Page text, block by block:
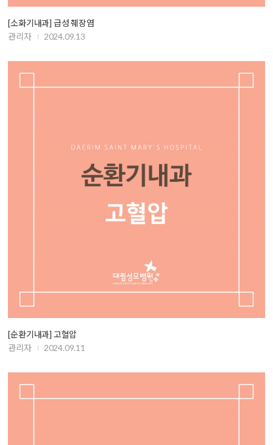
[소화기내과] 급성 췌장염
관리자
2024.09.13
[순환기내과] 고혈압
관리자
2024.09.11